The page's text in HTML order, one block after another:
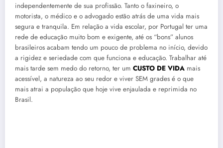
independentemente de sua profissão. Tanto o faxineiro, o
motorista, o médico e o advogado estão atrás de uma vida mais
segura e tranquila. Em relação a vida escolar, por Portugal ter uma
rede de educação muito bom e exigente, até os “bons” alunos
brasileiros acabam tendo um pouco de problema no início, devido
a rigidez e seriedade com que funciona e educação. Trabalhar até
mais tarde sem medo do retorno, ter um CUSTO DE VIDA mais
acessível, a natureza ao seu redor e viver SEM grades é o que
mais atrai a população que hoje vive enjaulada e reprimida no
Brasil.